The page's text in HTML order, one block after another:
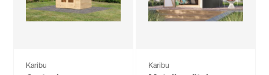
Karibu Karibu